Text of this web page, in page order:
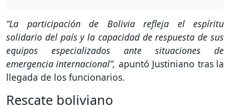
“La participación de Bolivia refleja el espíritu
solidario del país y la capacidad de respuesta de sus
equipos especializados ante situaciones de
emergencia internacional”, apuntó Justiniano tras la
llegada de los funcionarios.
Rescate boliviano